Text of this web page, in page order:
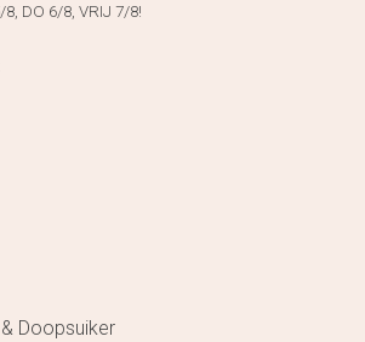
8, DO 6/8, VRIJ 7/8!
Doopsuiker